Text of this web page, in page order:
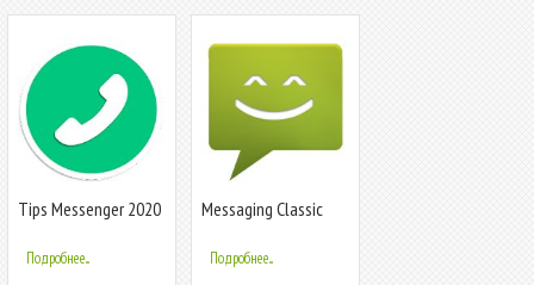
Tips Messenger 2020
Подробнее...
Messaging Classic
Подробнее...